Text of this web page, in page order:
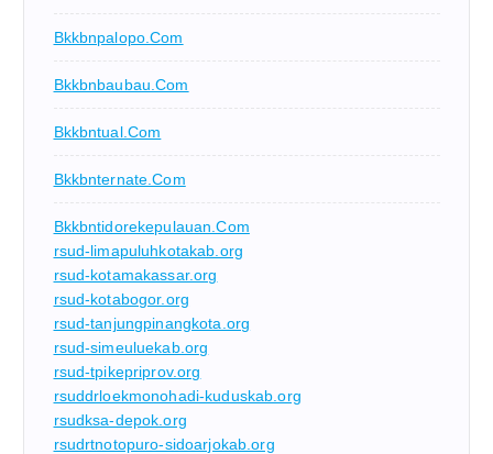
Bkkbnpalopo.com
Bkkbnbaubau.com
Bkkbntual.com
Bkkbnternate.com
Bkkbntidorekepulauan.com
rsud-limapuluhkotakab.org
rsud-kotamakassar.org
rsud-kotabogor.org
rsud-tanjungpinangkota.org
rsud-simeuluekab.org
rsud-tpikepriprov.org
rsuddrloekmonohadi-kuduskab.org
rsudksa-depok.org
rsudrtnotopuro-sidoarjokab.org